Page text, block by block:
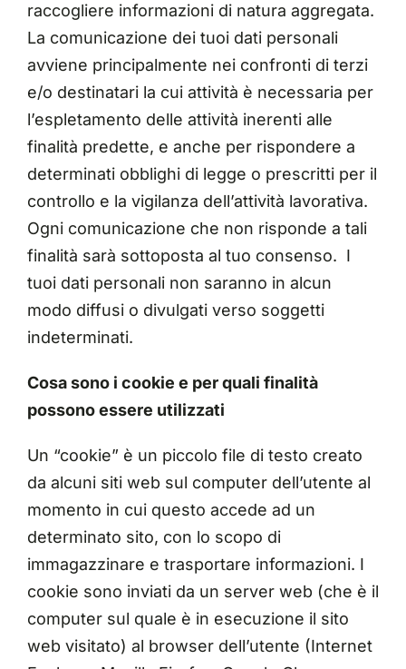
raccogliere informazioni di natura aggregata.
La comunicazione dei tuoi dati personali
avviene principalmente nei confronti di terzi
e/o destinatari la cui attività è necessaria per
l’espletamento delle attività inerenti alle
finalità predette, e anche per rispondere a
determinati obblighi di legge o prescritti per il
controllo e la vigilanza dell’attività lavorativa.
Ogni comunicazione che non risponde a tali
finalità sarà sottoposta al tuo consenso. I
tuoi dati personali non saranno in alcun
modo diffusi o divulgati verso soggetti
indeterminati.
Cosa sono i cookie e per quali finalità
possono essere utilizzati
Un “cookie” è un piccolo file di testo creato
da alcuni siti web sul computer dell’utente al
momento in cui questo accede ad un
determinato sito, con lo scopo di
immagazzinare e trasportare informazioni. I
cookie sono inviati da un server web (che è il
computer sul quale è in esecuzione il sito
web visitato) al browser dell’utente (Internet